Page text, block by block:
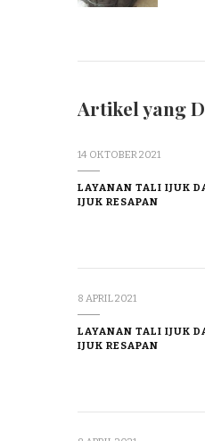
Artikel yang
14 OKTOBER 2021
LAYANAN TALI IJUK
IJUK RESAPAN
8 APRIL 2021
LAYANAN TALI IJUK
IJUK RESAPAN